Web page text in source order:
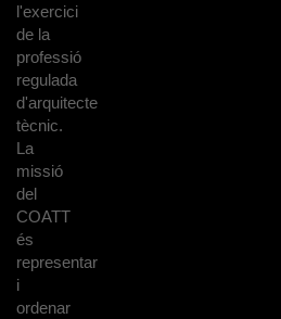
l'exercici
de la
professió
regulada
d'arquitecte
tècnic.
La
missió
del
COATT
és
representar
i
ordenar